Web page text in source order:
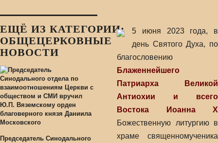
ЕЩЁ ИЗ КАТЕГОРИИ:
ОБЩЕЦЕРКОВНЫЕ
НОВОСТИ
Председатель Синодального
5 июня 2023 года, в
день Святого Духа, по
благословению
Блаженнейшего
Патриарха Великой
Антиохии и всего
Востока Иоанна X
Божественную литургию в
храме священномученика